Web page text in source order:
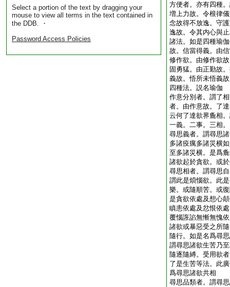
Select a portion of the text by dragging your
mouse to view all terms in the text contained in
the DDB. ・
Password Access Policies
方便者。亦有四種
増上力故。令根律
念故得不放逸。守
逸故。令其内心與
諸法。如是四種瑜
故。信當得義。由
修作欲。由修作欲
固勇猛。由正勤故
義故。悟所未悟義
四種法。説名瑜伽
作意分別者。謂了
者。由作意故。了
云何了達欲界麁相
一義。二事。三相
尋思義者。謂尋思
多諸疫癘多諸災横
至多諸災横。是爲
諸欲起於貪欲。或
尋思相者。謂尋思
謂此是煩惱欲。此
樂。或隨順苦。或
是貪欲依處及想心
瞋恚依處及忿恨依
覆惱誑諂無慚無愧
諸欲或暴惡受之所
隨行。如是名爲尋
謂尋思諸欲生苦乃
隨逐隨縛。受用欲
了是生苦等法。此
爲尋思諸欲共相
尋思品類者。謂尋